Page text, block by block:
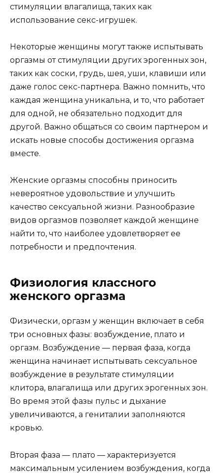
стимуляции влагалища, таких как
использование секс-игрушек.
Некоторые женщины могут также испытывать
оргазмы от стимуляции других эрогенных зон,
таких как соски, грудь, шея, уши, клавиши или
даже голос секс-партнера. Важно помнить, что
каждая женщина уникальна, и то, что работает
для одной, не обязательно подходит для
другой. Важно общаться со своим партнером и
искать новые способы достижения оргазма
вместе.
Женские оргазмы способны приносить
невероятное удовольствие и улучшить
качество сексуальной жизни. Разнообразие
видов оргазмов позволяет каждой женщине
найти то, что наиболее удовлетворяет ее
потребности и предпочтения.
Физиология классного
женского оргазма
Физически, оргазм у женщин включает в себя
три основных фазы: возбуждение, плато и
оргазм. Возбуждение — первая фаза, когда
женщина начинает испытывать сексуальное
возбуждение в результате стимуляции
клитора, влагалища или других эрогенных зон.
Во время этой фазы пульс и дыхание
увеличиваются, а гениталии заполняются
кровью.
Вторая фаза — плато — характеризуется
максимальным усилением возбуждения, когда